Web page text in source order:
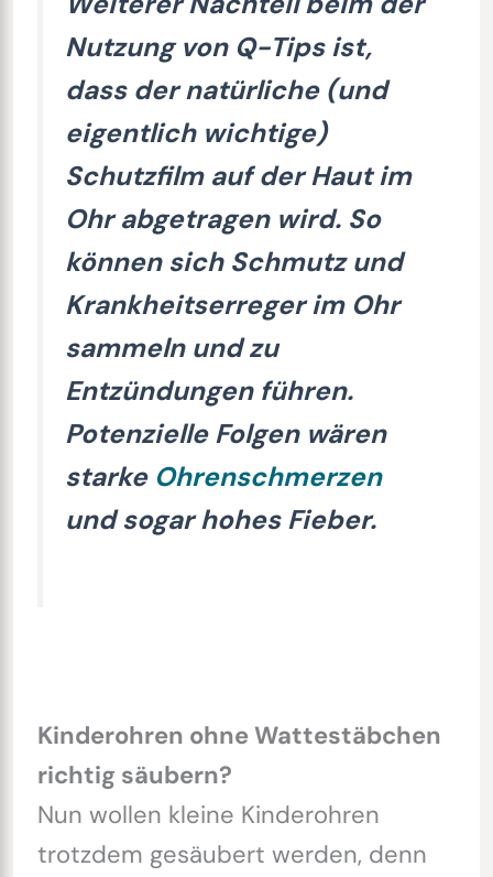
Nutzung von Q-Tips ist,
dass der natürliche (und
eigentlich wichtige)
Schutzfilm auf der Haut im
Ohr abgetragen wird. So
können sich Schmutz und
Krankheitserreger im Ohr
sammeln und zu
Entzündungen führen.
Potenzielle Folgen wären
starke Ohrenschmerzen
und sogar hohes Fieber.
Kinderohren ohne Wattestäbchen
richtig säubern?
Nun wollen kleine Kinderohren
trotzdem gesäubert werden, denn